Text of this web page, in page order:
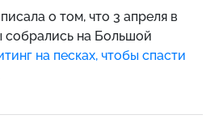
о том, что 3 апреля в
собрались на Большой
на песках, чтобы спасти